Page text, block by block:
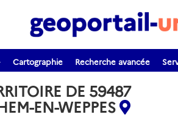
Cartographie Recherche avancée
DE 59487
EN-WEPPES